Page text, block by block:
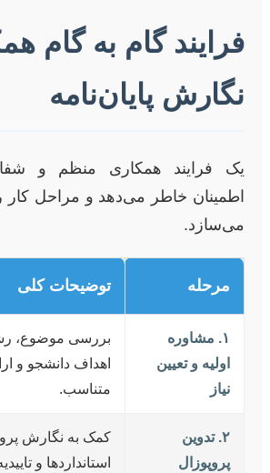
فرایند گام به گام
نگارش پایان‌نامه
یک فرایند همکاری منظم و
اطمینان خاطر می‌دهد و مراحل کار
می‌سازد.
مرحله توضیحات کلی
۱. مشاوره
اولیه و تعیین
نیاز
بررسی موضوع،
اهداف دانشجو و
متناسب.
۲. تدوین
پروپوزال
کمک به نگارش
استانداردها و